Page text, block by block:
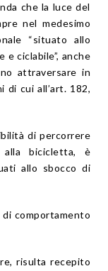
che la luce del
nel medesimo
“situato allo
e ciclabile”, anche
attraversare in
di cui all’art. 182,
di percorrere
alla bicicletta, è
allo sbocco di
comportamento
risulta recepito